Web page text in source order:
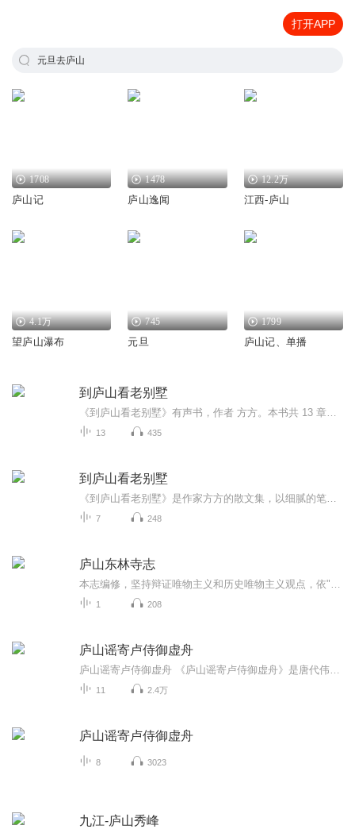
打开APP
元旦去庐山
1708
庐山记
1478
庐山逸闻
12.2万
江西-庐山
4.1万
望庐山瀑布
745
元旦
1799
庐山记、单播
到庐山看老别墅
13 435
到庐山看老别墅
7 248
庐山东林寺志
1 208
庐山谣寄卢侍御虚舟
11 2.4万
庐山谣寄卢侍御虚舟
8 3023
九江-庐山秀峰